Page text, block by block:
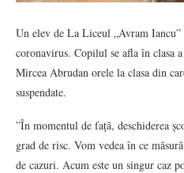
Un elev de La Liceul „Avram
coronavirus. Copilul se afla în clasa
Mircea Abrudan orele la clasa din
suspendate.
”În momentul de față, deschiderea
grad de risc. Vom vedea în ce
de cazuri. Acum este un singur caz